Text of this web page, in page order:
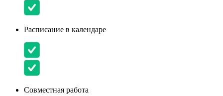
Расписание в календаре
Совместная работа